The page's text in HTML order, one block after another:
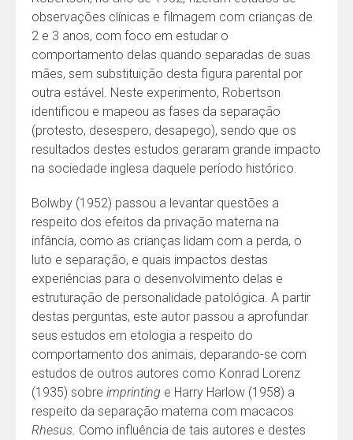
observações clínicas e filmagem com crianças de
2 e 3 anos, com foco em estudar o
comportamento delas quando separadas de suas
mães, sem substituição desta figura parental por
outra estável. Neste experimento, Robertson
identificou e mapeou as fases da separação
(protesto, desespero, desapego), sendo que os
resultados destes estudos geraram grande impacto
na sociedade inglesa daquele período histórico.
Bolwby (1952) passou a levantar questões a
respeito dos efeitos da privação materna na
infância, como as crianças lidam com a perda, o
luto e separação, e quais impactos destas
experiências para o desenvolvimento delas e
estruturação de personalidade patológica. A partir
destas perguntas, este autor passou a aprofundar
seus estudos em etologia a respeito do
comportamento dos animais, deparando-se com
estudos de outros autores como Konrad Lorenz
(1935) sobre imprinting e Harry Harlow (1958) a
respeito da separação materna com macacos
Rhesus. Como influência de tais autores e destes